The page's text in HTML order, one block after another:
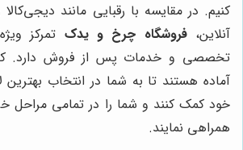
کنیم. در مقایسه با رقبایی مانند
آنلاین،فروشگاه چرخ و یدک تمرکز
تخصصی و خدمات پس از فروش دارد.
آماده هستند تا به شما در انتخاب بهترین
خود کمک کنند و شما را در تمامی مراحل
همراهی نمایند.